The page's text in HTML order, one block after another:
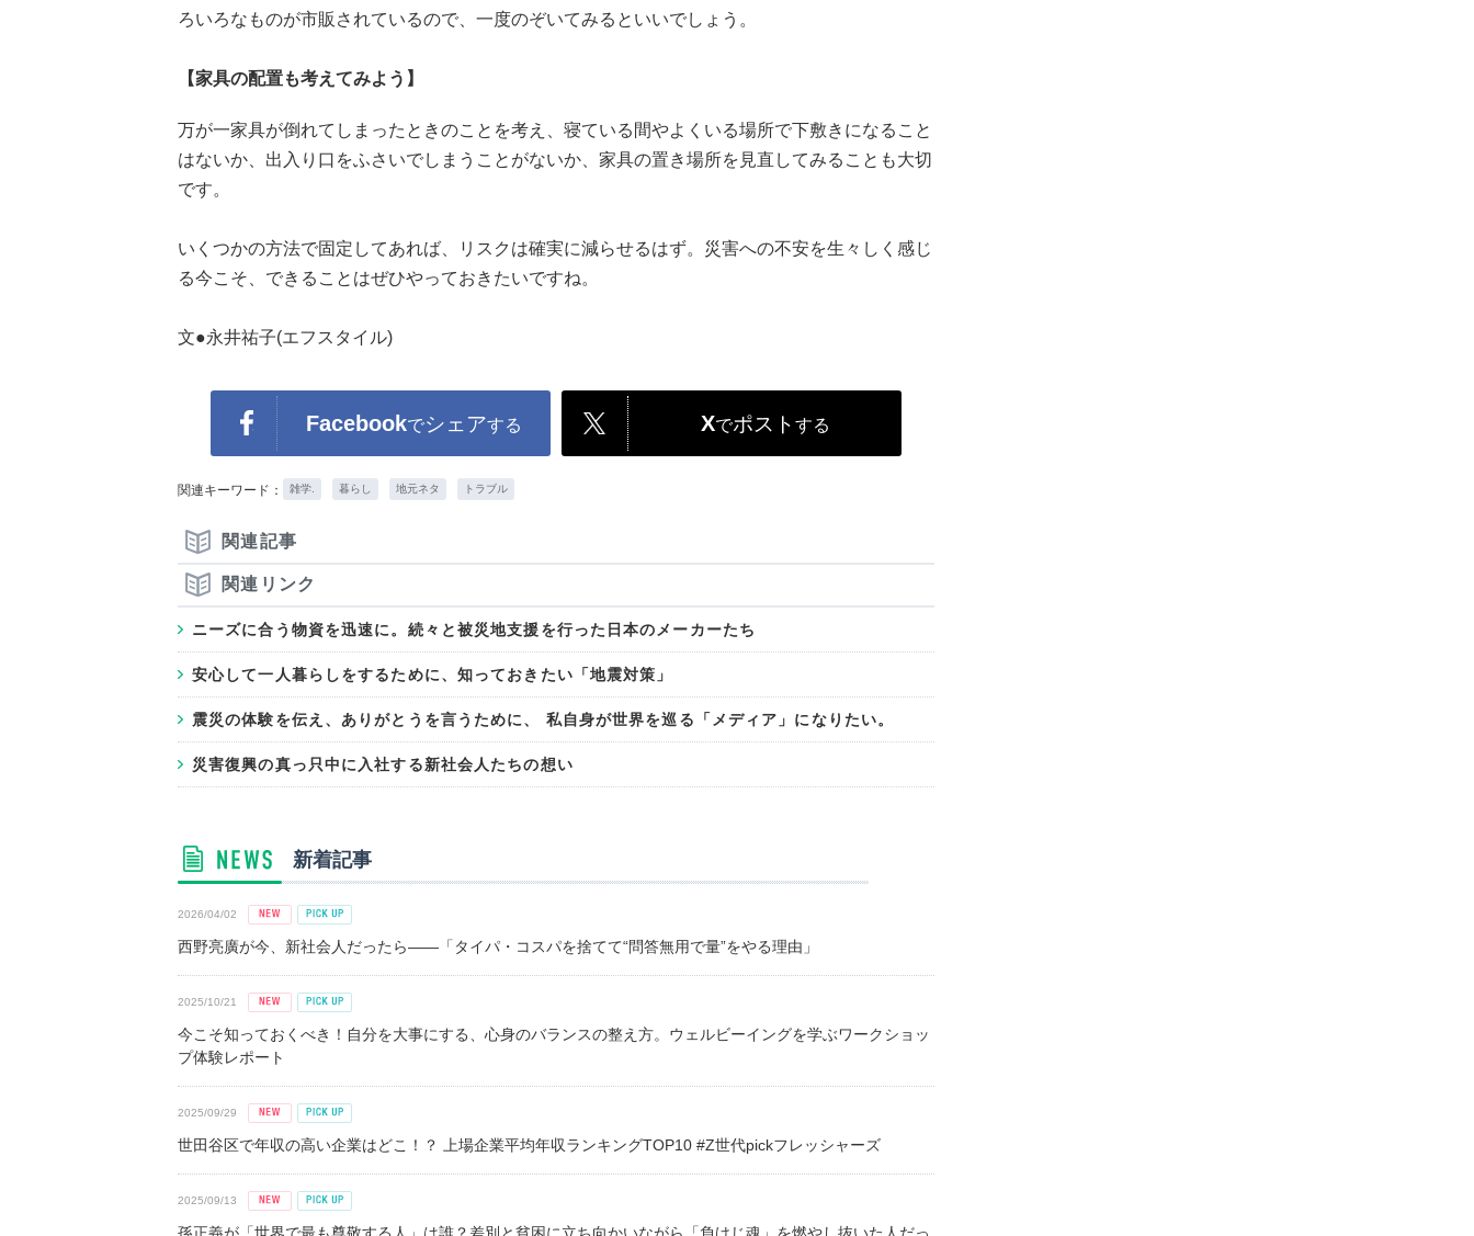
ろいろなものが市販されているので、一度のぞいてみるといいでしょう。
【家具の配置も考えてみよう】
万が一家具が倒れてしまったときのことを考え、寝ている間やよくいる場所で下敷きになること
はないか、出入り口をふさいでしまうことがないか、家具の置き場所を見直してみることも大切
です。
いくつかの方法で固定してあれば、リスクは確実に減らせるはず。災害への不安を生々しく感じ
る今こそ、できることはぜひやっておきたいですね。
文●永井祐子(エフスタイル)
Facebookでシェアする Xでポスト する
関連キーワード： 雑学. 暮らし 地元ネタ トラブル
関連記事
関連リンク
ニーズに合う物資を迅速に。続々と被災地支援を行った日本のメーカーたち
安心して一人暮らしをするために、知っておきたい「地震対策」
震災の体験を伝え、ありがとうを言うために、 私自身が世界を巡る「メディア」になりたい。
災害復興の真っ只中に入社する新社会人たちの想い
新着記事
2026/04/02
西野亮廣が今、新社会人だったら――「タイパ・コスパを捨てて“問答無用で量”をやる理由」
2025/10/21
今こそ知っておくべき！自分を大事にする、心身のバランスの整え方。ウェルビーイングを学ぶワークショッ
プ体験レポート
2025/09/29
世田谷区で年収の高い企業はどこ！？ 上場企業平均年収ランキングTOP10 #Z世代pickフレッシャーズ
2025/09/13